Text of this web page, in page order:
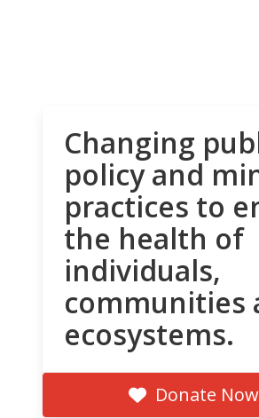
Changing
policy and
practices to
the health of
individuals,
communities
ecosystems.
Donate